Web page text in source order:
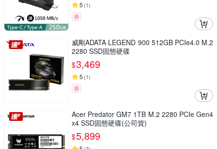
5 (1)
券
威剛ADATA LEGEND 900 512GB PCIe4.0 M.2
2280 SSD固態硬碟
$3,469
5 (1)
券
Acer Predator GM7 1TB M.2 2280 PCIe Gen4
x4 SSD固態硬碟(公司貨)
$5,899